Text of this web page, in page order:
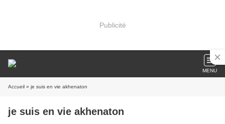
Publicité
MENU
Accueil » je suis en vie akhenaton
je suis en vie akhenaton